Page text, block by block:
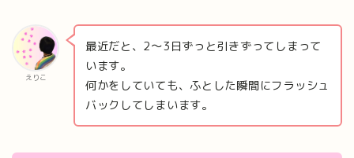
えりこ
最近だと、2〜3日ずっと引きずってしまって
います。
何かをしていても、ふとした瞬間にフラッシュ
バックしてしまいます。